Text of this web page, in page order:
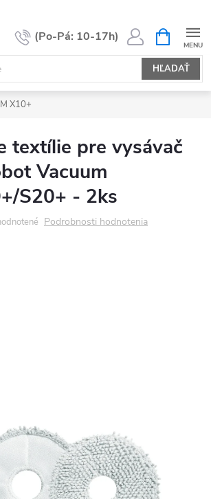
HĽADAŤ
KOŠÍK
X10+
textílie pre vysávač
Vacuum
S20+ - 2ks
Podrobnosti hodnotenia